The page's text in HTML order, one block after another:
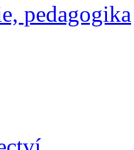
pedagogika